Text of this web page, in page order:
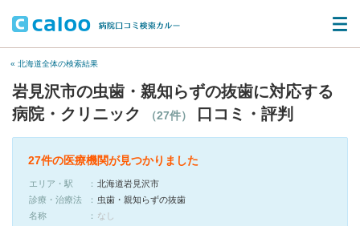
« 北海道全体の検索結果
岩見沢市の虫歯・親知らずの抜歯に対応する
病院・クリニック
（27件） 口コミ・評判
27件の医療機関が見つかりました
エリア・駅
北海道岩見沢市
診療・治療法
虫歯・親知らずの抜歯
名称
なし